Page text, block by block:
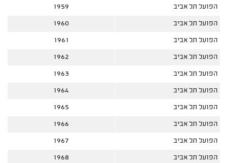
הפועל תל אביב 1959
הפועל תל אביב 1960
הפועל תל אביב 1961
הפועל תל אביב 1962
הפועל תל אביב 1963
הפועל תל אביב 1964
הפועל תל אביב 1965
הפועל תל אביב 1966
הפועל תל אביב 1967
הפועל תל אביב 1968